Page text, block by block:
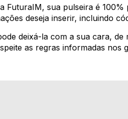
FuturaIM, sua pulseira é
deseja inserir, incluindo
deixá-la com a sua cara,
as regras informadas nos